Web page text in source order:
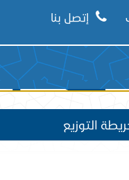
إتصل بنا
التوزيع